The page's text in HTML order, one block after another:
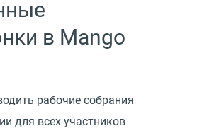
в Mango
рабочие собрания
для всех участников